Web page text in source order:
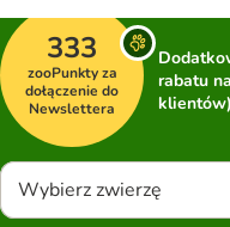
333
zooPunkty za
dołączenie do
Newslettera
rabatu
klientów)
Wybierz zwierzę